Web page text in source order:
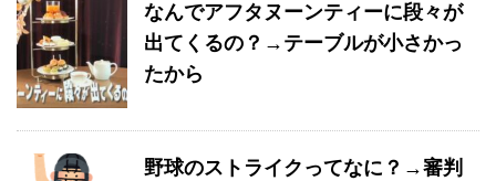
なんでアフタヌーンティーに段々が
出てくるの？→テーブルが小さかっ
たから
野球のストライクってなに？→審判